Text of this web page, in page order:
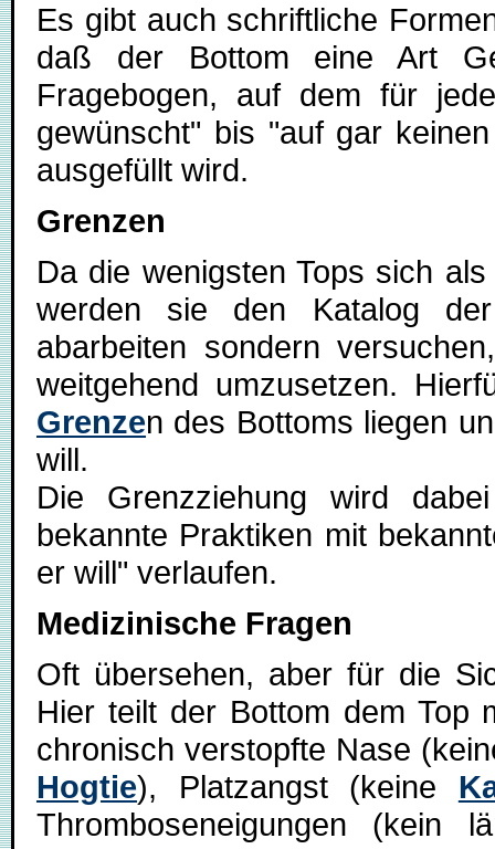
Es gibt auch schriftliche
daß der Bottom eine Art
Fragebogen, auf dem für
gewünscht" bis "auf gar
ausgefüllt wird.
Grenzen
Da die wenigsten Tops sich
werden sie den Katalog
abarbeiten sondern
weitgehend umzusetzen.
Grenzen des Bottoms liegen
will.
Die Grenzziehung wird
bekannte Praktiken mit
er will" verlaufen.
Medizinische Fragen
Oft übersehen, aber für die
Hier teilt der Bottom dem Top
chronisch verstopfte Nase
Hogtie), Platzangst (keine
Thromboseneigungen (kein